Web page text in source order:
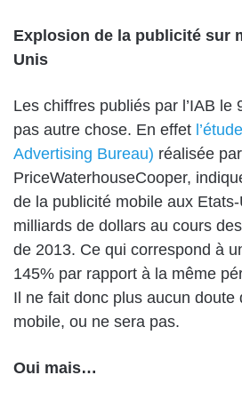
Explosion de la publicité sur
Unis
Les chiffres publiés par l’IAB le
pas autre chose. En effet
Advertising Bureau) réalisée par
PriceWaterhouseCooper,
de la publicité mobile aux
milliards de dollars au cours
de 2013. Ce qui correspond à
145% par rapport à la même
Il ne fait donc plus aucun doute
mobile, ou ne sera pas.
Oui mais…